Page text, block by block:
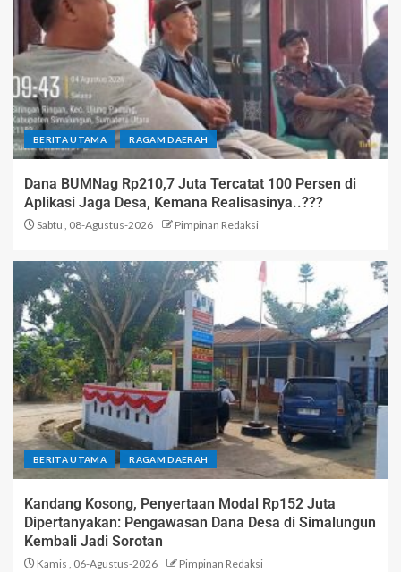
BERITA UTAMA RAGAM DAERAH
Dana BUMNag Rp210,7 Juta Tercatat 100 Persen di
Aplikasi Jaga Desa, Kemana Realisasinya..???
Sabtu , 08-Agustus-2026 Pimpinan Redaksi
BERITA UTAMA RAGAM DAERAH
Kandang Kosong, Penyertaan Modal Rp152 Juta
Dipertanyakan: Pengawasan Dana Desa di Simalungun
Kembali Jadi Sorotan
Kamis , 06-Agustus-2026 Pimpinan Redaksi